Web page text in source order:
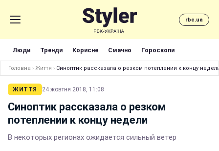
rbc.ua
Люди Тренди Корисне Смачно Гороскопи
Головна › Життя › Синоптик рассказала о резком потеплении к концу
ЖИТТЯ 24 жовтня 2018, 11:08
Синоптик рассказала о резком
потеплении к концу недели
В некоторых регионах ожидается сильный ветер